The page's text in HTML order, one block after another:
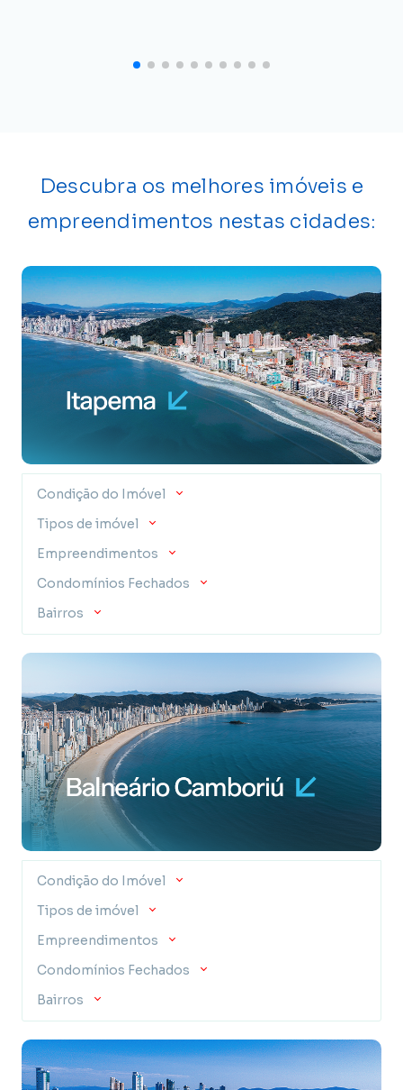
Descubra os melhores imóveis e
empreendimentos nestas cidades:
Condição do Imóvel
Tipos de imóvel
Empreendimentos
Condomínios Fechados
Bairros
Condição do Imóvel
Tipos de imóvel
Empreendimentos
Condomínios Fechados
Bairros